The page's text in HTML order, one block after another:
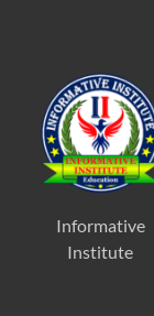
Informative
Institute